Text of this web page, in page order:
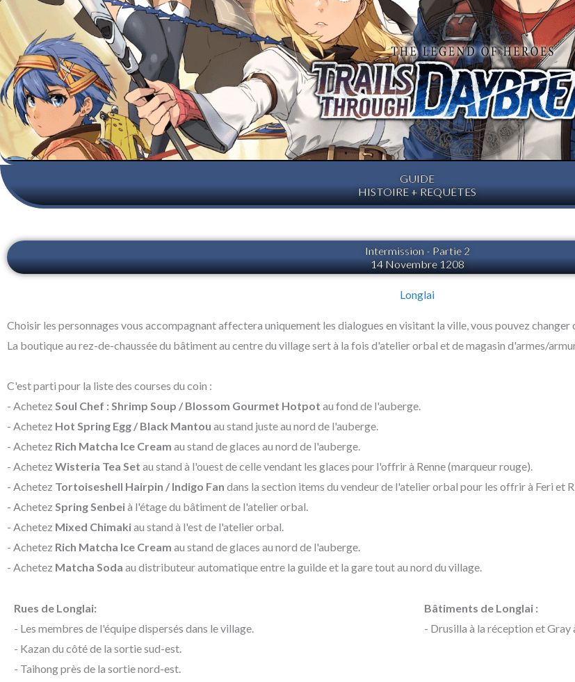
GUIDE
HISTOIRE + REQUÊTES
Intermission - Partie 2
14 Novembre 1208
Longlai
Choisir les personnages vous accompagnant affectera uniquement les dialogues en visitant la ville, vous pouvez
La boutique au rez-de-chaussée du bâtiment au centre du village sert à la fois d'atelier orbal et de magasin d'armes/
C'est parti pour la liste des courses du coin :
- Achetez Soul Chef : Shrimp Soup / Blossom Gourmet Hotpot au fond de l'auberge.
- Achetez Hot Spring Egg / Black Mantou au stand juste au nord de l'auberge.
- Achetez Rich Matcha Ice Cream au stand de glaces au nord de l'auberge.
- Achetez Wisteria Tea Set au stand à l'ouest de celle vendant les glaces pour l'offrir à Renne (marqueur rouge).
- Achetez Tortoiseshell Hairpin / Indigo Fan dans la section items du vendeur de l'atelier orbal pour les offrir à Feri et
- Achetez Spring Senbeià l'étage du bâtiment de l'atelier orbal.
- Achetez Mixed Chimakiau stand à l'est de l'atelier orbal.
- Achetez Rich Matcha Ice Cream au stand de glaces au nord de l'auberge.
- Achetez Matcha Soda au distributeur automatique entre la guilde et la gare tout au nord du village.
Rues de Longlai:
- Les membres de l'équipe dispersés dans le village.
- Kazan du côté de la sortie sud-est.
- Taihong près de la sortie nord-est.
Bâtiments de Longlai :
- Drusilla à la réception et Gray